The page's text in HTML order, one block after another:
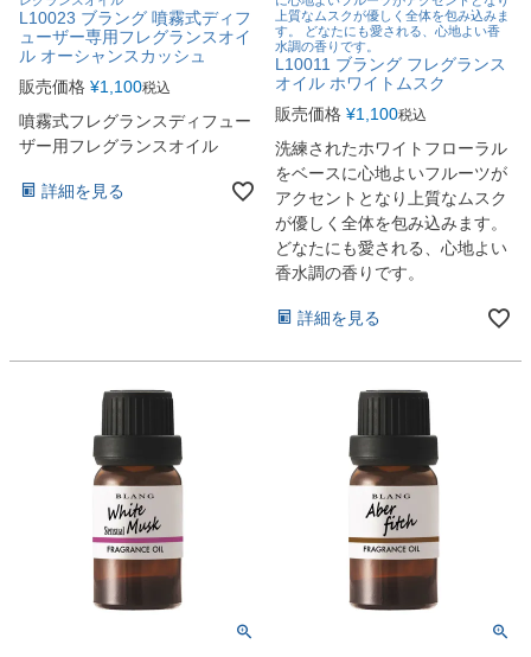
L10023 ブラング 噴霧式ディフ
ューザー専用フレグランスオイ
ル オーシャンスカッシュ
販売価格 ¥1,100税込
噴霧式フレグランスディフュー
ザー用フレグランスオイル
詳細を見る
上質なムスクが優しく全体を包み込みま
す。 どなたにも愛される、心地よい香
水調の香りです。
L10011 ブラング フレグランス
オイル ホワイトムスク
販売価格 ¥1,100税込
洗練されたホワイトフローラル
をベースに心地よいフルーツが
アクセントとなり上質なムスク
が優しく全体を包み込みます。
どなたにも愛される、心地よい
香水調の香りです。
詳細を見る